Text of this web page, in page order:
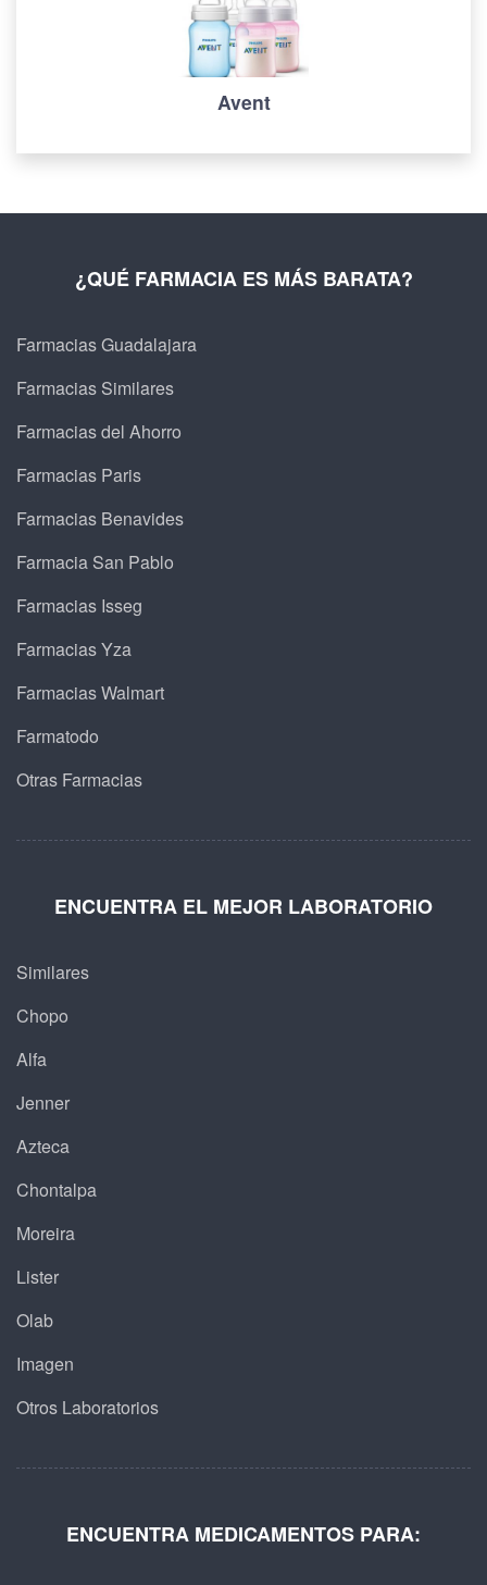
Avent
¿QUÉ FARMACIA ES MÁS BARATA?
Farmacias Guadalajara
Farmacias Similares
Farmacias del Ahorro
Farmacias Paris
Farmacias Benavides
Farmacia San Pablo
Farmacias Isseg
Farmacias Yza
Farmacias Walmart
Farmatodo
Otras Farmacias
ENCUENTRA EL MEJOR LABORATORIO
Similares
Chopo
Alfa
Jenner
Azteca
Chontalpa
Moreira
Lister
Olab
Imagen
Otros Laboratorios
ENCUENTRA MEDICAMENTOS PARA: